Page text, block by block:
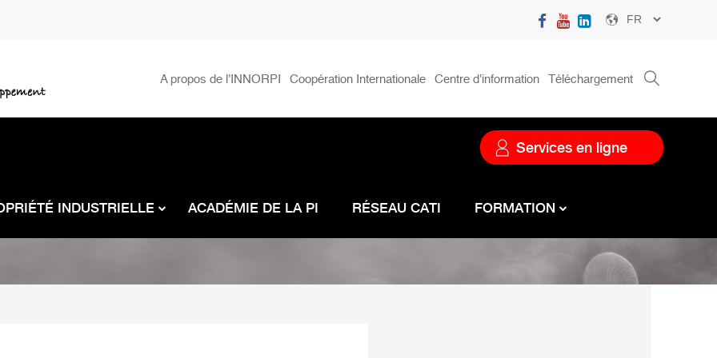
Select
Menu
A propos de l'INNORPI Coopération Internationale Centre d'information Téléchargement
service
Services en ligne
INDUSTRIELLE ACADÉMIE DE LA PI RÉSEAU CATI FORMATION